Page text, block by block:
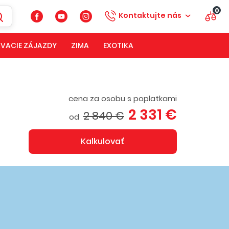
Kontaktujte nás 0
ZÁJAZDY ZIMA EXOTIKA
cena za osobu s poplatkami
od 2 840 € 2 331 €
Kalkulovať